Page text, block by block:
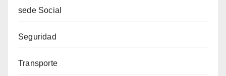
sede Social
Seguridad
Transporte